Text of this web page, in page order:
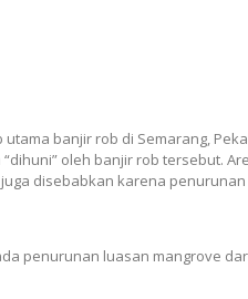
banjir rob di Semarang,
oleh banjir rob tersebut.
disebabkan karena
penurunan luasan mangrove